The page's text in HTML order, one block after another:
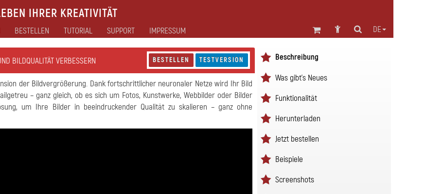
IHRER KREATIVITÄT
DE
BESTELLEN TUTORIAL SUPPORT IMPRESSUM
BILDQUALITÄT VERBESSERN BESTELLEN TESTVERSION
der Bildvergrößerung. Dank fortschrittlicher neuronaler Netze wird Ihr Bild
– ganz gleich, ob es sich um Fotos, Kunstwerke, Webbilder oder Bilder
um Ihre Bilder in beeindruckender Qualität zu skalieren – ganz ohne
Beschreibung
Was gibt's Neues
Funktionalität
Herunterladen
Jetzt bestellen
Beispiele
Screenshots